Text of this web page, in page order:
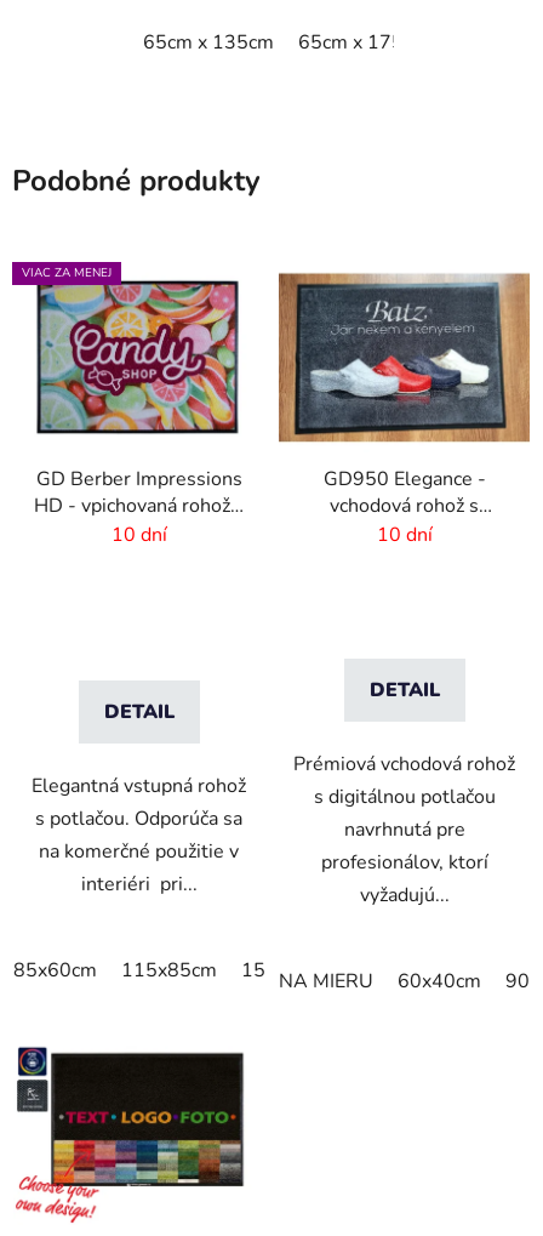
65cm x 135cm 65cm x 175cm
Podobné produkty
VIAC ZA MENEJ
GD Berber Impressions
HD - vpichovaná rohož s
logom
10 dní
DETAIL
Elegantná vstupná rohož
s potlačou. Odporúča sa
na komerčné použitie v
interiéri pri...
85x60cm 115x85cm 150x85cm 180x115cm
GD950 Elegance -
vchodová rohož s
digitálnou potlačou - 6
10 dní
DETAIL
Prémiová vchodová rohož
s digitálnou potlačou
navrhnutá pre
profesionálov, ktorí
vyžadujú...
NA MIERU 60x40cm